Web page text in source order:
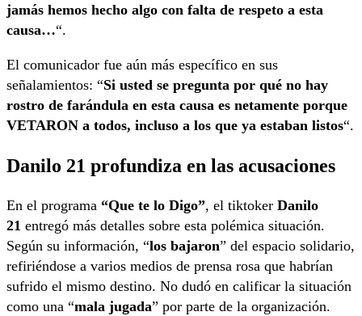
jamás hemos hecho algo con falta de respeto a esta
causa…“.
El comunicador fue aún más específico en sus
señalamientos: “Si usted se pregunta por qué no hay
rostro de farándula en esta causa es netamente porque
VETARON a todos, incluso a los que ya estaban listos“.
Danilo 21 profundiza en las acusaciones
En el programa “Que te lo Digo”, el tiktoker Danilo
21 entregó más detalles sobre esta polémica situación.
Según su información, “los bajaron” del espacio solidario,
refiriéndose a varios medios de prensa rosa que habrían
sufrido el mismo destino. No dudó en calificar la situación
como una “mala jugada” por parte de la organización.